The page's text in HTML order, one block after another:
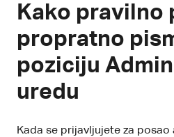
Kako pravilno
propratno
poziciju
uredu
Kada se prijavljujete za